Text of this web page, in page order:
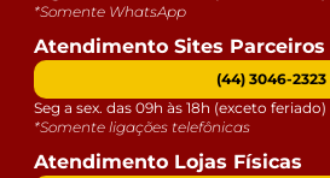
*Somente WhatsApp
Atendimento Sites Parceiros
(44) 3046-2323
Seg a sex. das 09h às 18h (exceto feriado)
*Somente ligações telefônicas
Atendimento Lojas Físicas